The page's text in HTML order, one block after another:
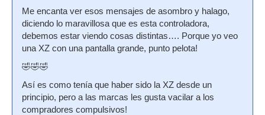
Me encanta ver esos mensajes de asombro y halago,
diciendo lo maravillosa que es esta controladora,
debemos estar viendo cosas distintas…. Porque yo veo
una XZ con una pantalla grande, punto pelota!
🤣🤣🤣
Así es como tenía que haber sido la XZ desde un
principio, pero a las marcas les gusta vacilar a los
compradores compulsivos!